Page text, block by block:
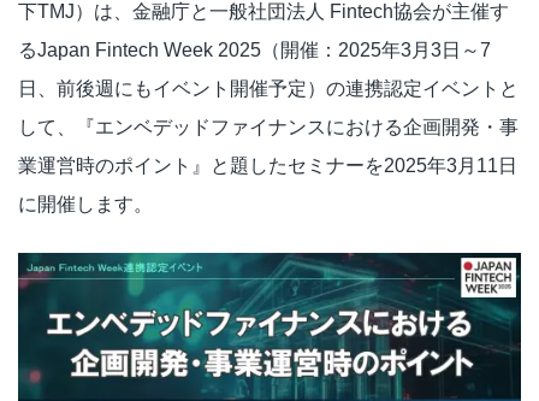
下TMJ）は、金融庁と一般社団法人 Fintech協会が主催す
るJapan Fintech Week 2025（開催：2025年3月3日～7
日、前後週にもイベント開催予定）の連携認定イベントと
して、『エンベデッドファイナンスにおける企画開発・事
業運営時のポイント』と題したセミナーを2025年3月11日
に開催します。